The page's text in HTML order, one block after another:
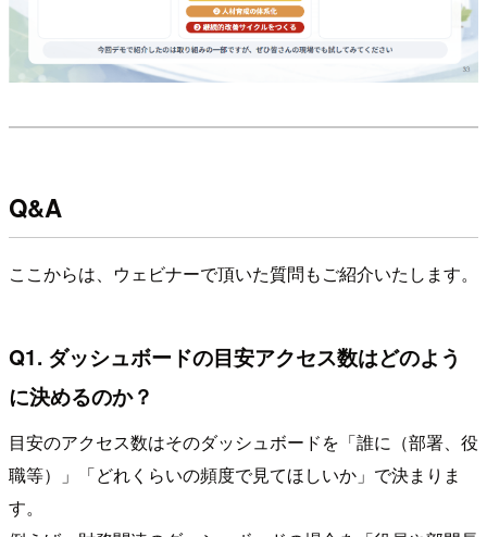
Q&A
ここからは、ウェビナーで頂いた質問もご紹介いたします。
Q1. ダッシュボードの目安アクセス数はどのよう
に決めるのか？
目安のアクセス数はそのダッシュボードを「誰に（部署、役
職等）」「どれくらいの頻度で見てほしいか」で決まりま
す。